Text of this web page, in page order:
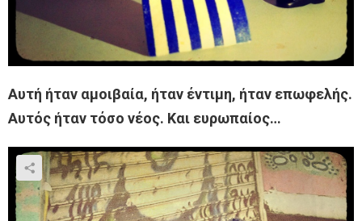
Αυτή ήταν αμοιβαία, ήταν έντιμη, ήταν επωφελής.
Αυτός ήταν τόσο νέος. Και ευρωπαίος…